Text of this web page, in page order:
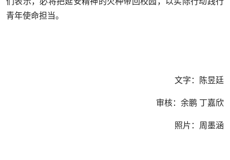
青年使命担当。
文字：陈昱廷
审核：余鹏 丁嘉欣
照片：周墨涵